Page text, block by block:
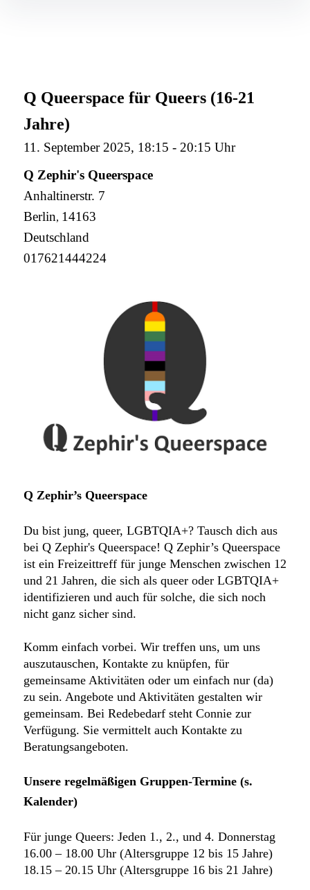
Q Queerspace für Queers (16-21
Jahre)
11. September 2025, 18:15 - 20:15 Uhr
Q Zephir's Queerspace
Anhaltinerstr. 7
Berlin, 14163
Deutschland
017621444224
Q Zephir’s Queerspace
Du bist jung, queer, LGBTQIA+? Tausch dich aus
bei Q Zephir's Queerspace! Q Zephir’s Queerspace
ist ein Freizeittreff für junge Menschen zwischen 12
und 21 Jahren, die sich als queer oder LGBTQIA+
identifizieren und auch für solche, die sich noch
nicht ganz sicher sind.
Komm einfach vorbei. Wir treffen uns, um uns
auszutauschen, Kontakte zu knüpfen, für
gemeinsame Aktivitäten oder um einfach nur (da)
zu sein. Angebote und Aktivitäten gestalten wir
gemeinsam. Bei Redebedarf steht Connie zur
Verfügung. Sie vermittelt auch Kontakte zu
Beratungsangeboten.
Unsere regelmäßigen Gruppen-Termine (s.
Kalender)
Für junge Queers: Jeden 1., 2., und 4. Donnerstag
16.00 – 18.00 Uhr (Altersgruppe 12 bis 15 Jahre)
18.15 – 20.15 Uhr (Altersgruppe 16 bis 21 Jahre)